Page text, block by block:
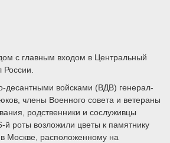
с главным входом в Центральный
войсками (ВДВ) генерал-
члены Военного совета и ветераны
родственники и сослуживцы
й роты возложили цветы к памятнику
Москве, расположенному на